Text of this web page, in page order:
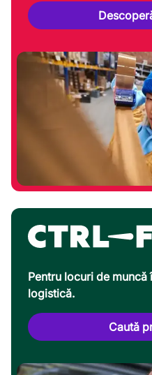
Pentru locuri de
logistică.
Caută